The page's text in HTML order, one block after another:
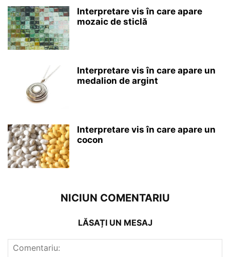
Interpretare vis în care apare
mozaic de sticlă
Interpretare vis în care apare un
medalion de argint
Interpretare vis în care apare un
cocon
NICIUN COMENTARIU
LĂSAȚI UN MESAJ